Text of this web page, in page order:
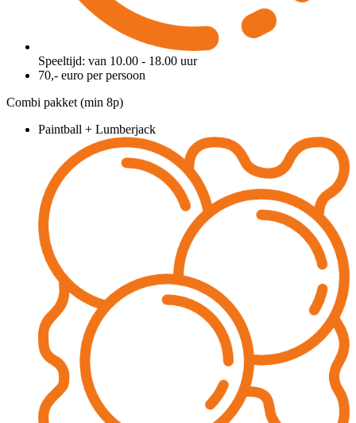
Speeltijd: van 10.00 - 18.00 uur
70,- euro per persoon
Combi pakket (min 8p)
Paintball + Lumberjack